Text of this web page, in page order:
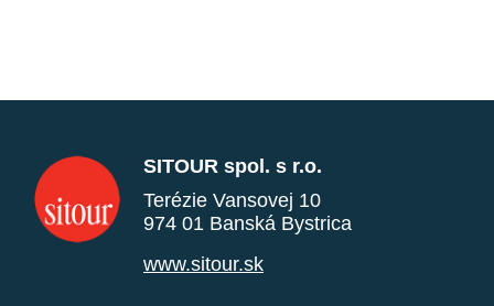
SITOUR spol. s r.o.
Terézie Vansovej 10
974 01 Banská Bystrica
www.sitour.sk